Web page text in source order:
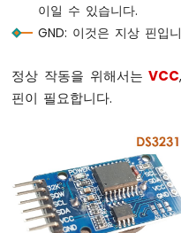
이
박
임
ESP8266
LED
깜
박
이일 수 있습니다.
GND: 이것은 지상 핀입
정상 작동을 위해서는VCC,
핀이 필요합니다.